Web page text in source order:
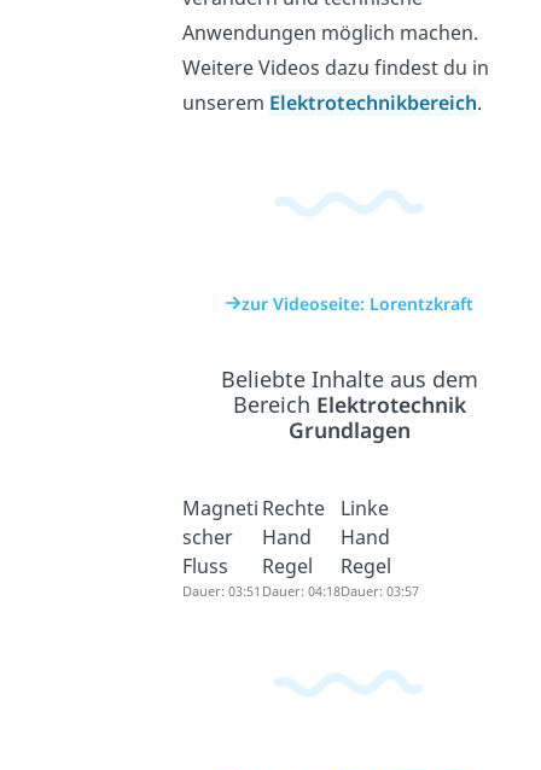
Anwendungen möglich machen.
Weitere Videos dazu findest du in
unserem Elektrotechnikbereich.
zur Videoseite: Lorentzkraft
Beliebte Inhalte aus dem
Bereich Elektrotechnik
Grundlagen
Magneti
scher
Fluss
Dauer: 03:51
Rechte
Hand
Regel
Dauer: 04:18
Linke
Hand
Regel
Dauer: 03:57